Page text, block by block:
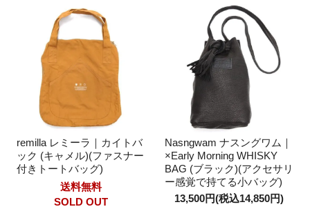
remilla レミーラ｜カイトバ
ック (キャメル)(ファスナー
付きトートバッグ)
送料無料
SOLD OUT
Nasngwam ナスングワム｜
×Early Morning WHISKY
BAG (ブラック)(アクセサリ
ー感覚で持てる小バッグ)
13,500円(税込14,850円)